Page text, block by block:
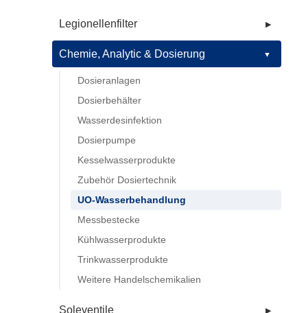
Legionellenfilter ▶
Chemie, Analytic & Dosierung ▼
Dosieranlagen
Dosierbehälter
Wasserdesinfektion
Dosierpumpe
Kesselwasserprodukte
Zubehör Dosiertechnik
UO-Wasserbehandlung
Messbestecke
Kühlwasserprodukte
Trinkwasserprodukte
Weitere Handelschemikalien
Soleventile ▶